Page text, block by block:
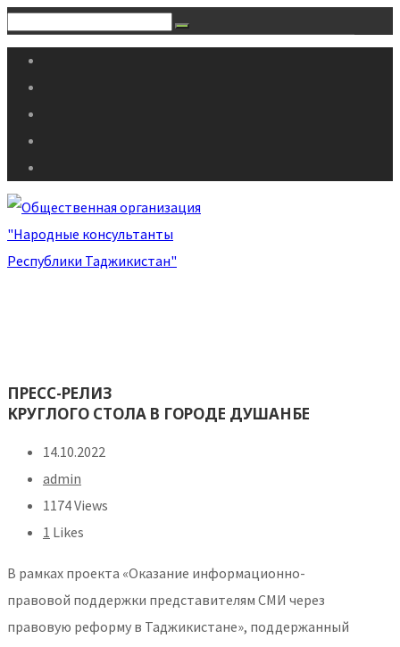
ПРЕСС-РЕЛИЗ
КРУГЛОГО СТОЛА В ГОРОДЕ ДУШАНБЕ
14.10.2022
admin
1174 Views
1 Likes
В рамках проекта «Оказание информационно-
правовой поддержки представителям СМИ через
правовую реформу в Таджикистане», поддержанный